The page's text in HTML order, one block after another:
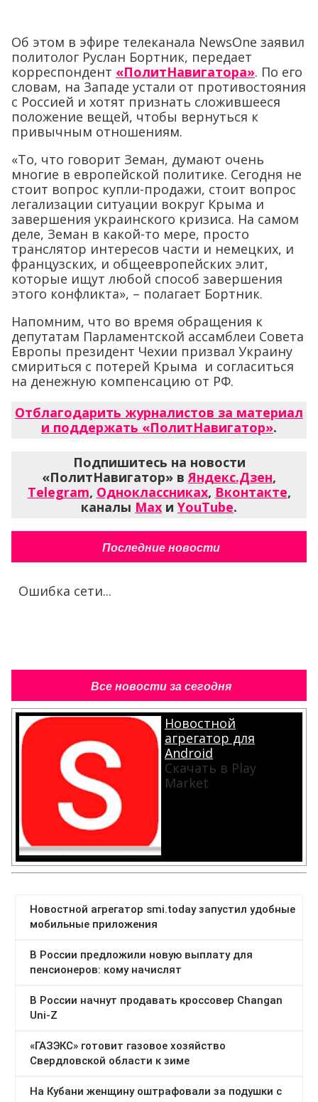
Об этом в эфире телеканала NewsOne заявил
политолог Руслан Бортник, передает
корреспондент «ПолитНавигатора». По его
словам, на Западе устали от противостояния
с Россией и хотят признать сложившееся
положение вещей, чтобы вернуться к
привычным отношениям.
«То, что говорит Земан, думают очень
многие в европейской политике. Сегодня не
стоит вопрос купли-продажи, стоит вопрос
легализации ситуации вокруг Крыма и
завершения украинского кризиса. На самом
деле, Земан в какой-то мере, просто
транслятор интересов части и немецких, и
французских, и общеевропейских элит,
которые ищут любой способ завершения
этого конфликта», – полагает Бортник.
Напомним, что во время обращения к
депутатам Парламентской ассамблеи Совета
Европы президент Чехии призвал Украину
смириться с потерей Крыма и согласиться
на денежную компенсацию от РФ.
Отблагодарить журналистов за материал
и поддержать «ПолитНавигатор».
Подпишитесь на новости
«ПолитНавигатор» вЯндекс.Дзен,
Telegram, Одноклассниках, Вконтакте,
каналы Max и YouTube.
Последние новости
Ошибка сети...
Все новости за сегодня
Новостной
агрегатор для
Android
Скачать в Play
Market